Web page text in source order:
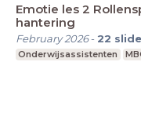
Emotie les 2
hantering
February 2026- 22
Onderwijsassistenten